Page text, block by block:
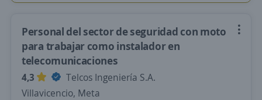
Personal del sector de seguridad con moto
para trabajar como instalador en
telecomunicaciones
4,3
Telcos Ingeniería S.A.
Villavicencio, Meta